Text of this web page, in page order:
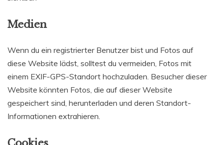
Medien
Wenn du ein registrierter Benutzer bist und Fotos auf
diese Website lädst, solltest du vermeiden, Fotos mit
einem EXIF-GPS-Standort hochzuladen. Besucher dieser
Website könnten Fotos, die auf dieser Website
gespeichert sind, herunterladen und deren Standort-
Informationen extrahieren.